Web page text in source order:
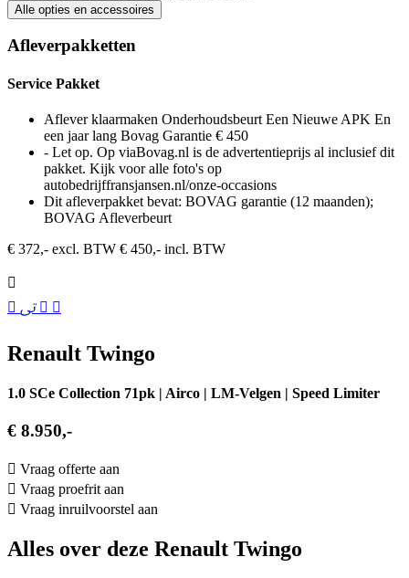
Alle opties en accessoires
Afleverpakketten
Service Pakket
Aflever klaarmaken Onderhoudsbeurt Een Nieuwe APK En
een jaar lang Bovag Garantie € 450
- Let op. Op viaBovag.nl is de advertentieprijs al inclusief dit
pakket. Kijk voor alle foto's op
autobedrijffransjansen.nl/onze-occasions
Dit afleverpakket bevat: BOVAG garantie (12 maanden);
BOVAG Afleverbeurt
€ 372,- excl. BTW € 450,- incl. BTW
Renault Twingo
1.0 SCe Collection 71pk | Airco | LM-Velgen | Speed Limiter
€ 8.950,-
Vraag offerte aan
Vraag proefrit aan
Vraag inruilvoorstel aan
Alles over deze Renault Twingo